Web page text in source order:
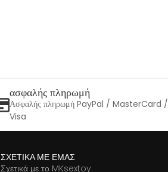
ασφαλής πληρωμή
Ασφαλής πληρωμή PayPal / MasterCard /
Visa
ΣΧΕΤΙΚΆ ΜΕ ΕΜΆΣ
Σχετικά με το MKsextoy